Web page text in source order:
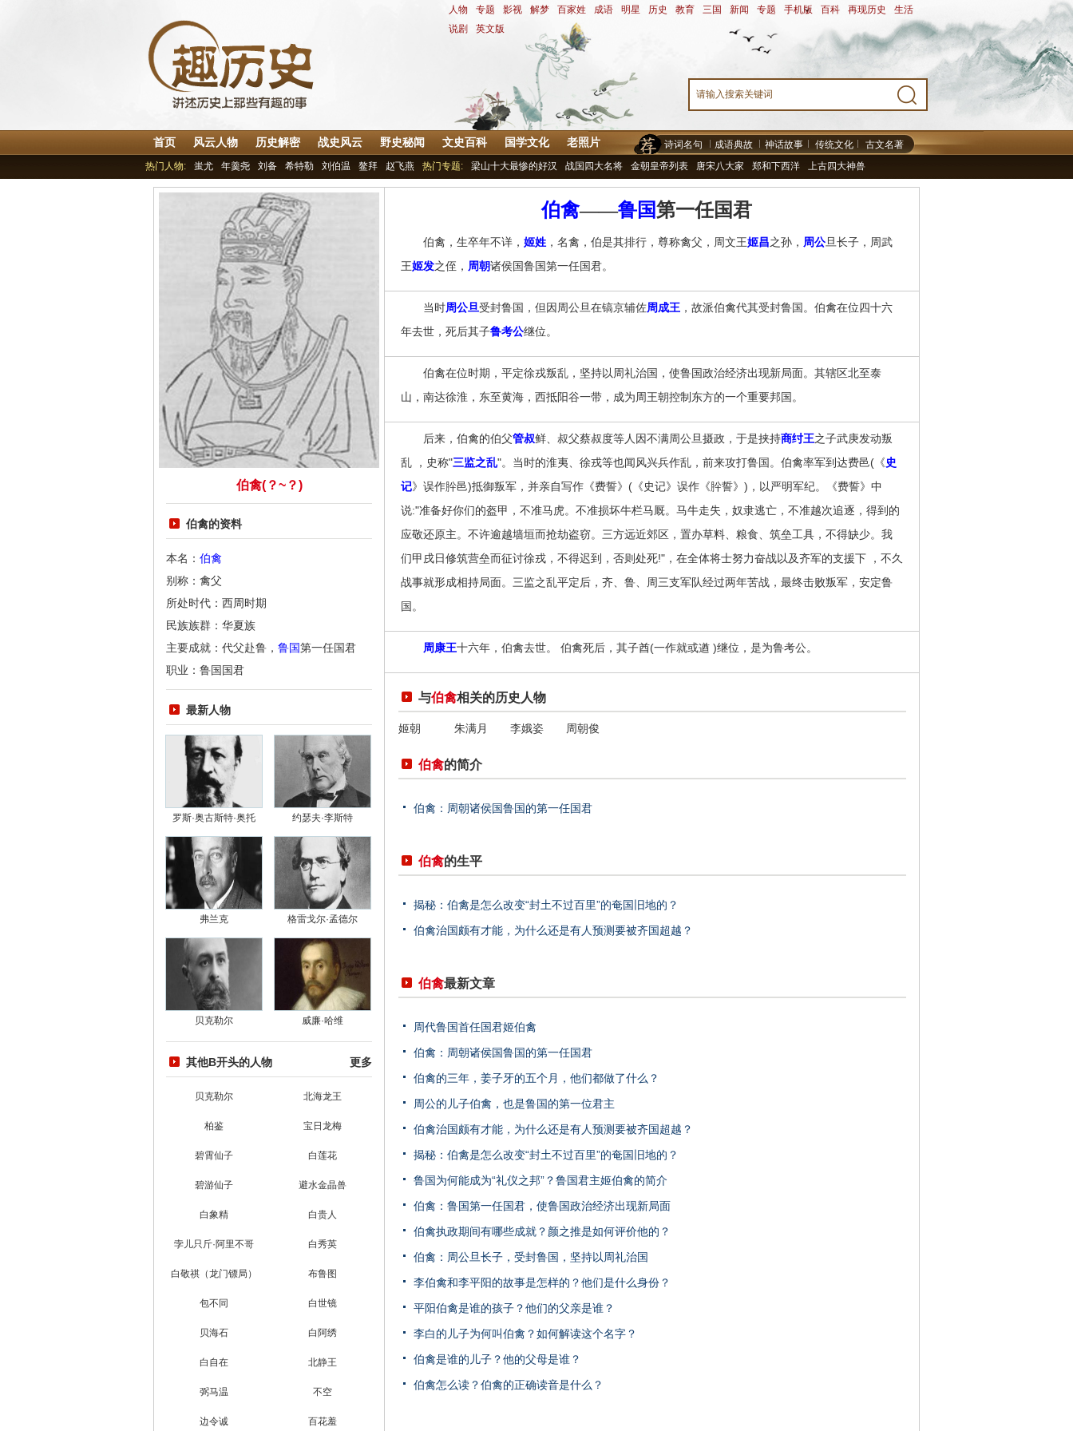
人物 专题 影视 解梦 百家姓 成语 明星 历史 教育 三国 新闻 专题 手机版 百科 再现历史 生活
说剧
英文版
首页 风云人物 历史解密 战史风云 野史秘闻 文史百科 国学文化 老照片 诗词名句 成语典故 神话故事 传统文化
古文名著
热门人物:
蚩尤 年羹尧 刘备 希特勒 刘伯温 鳌拜 赵飞燕 热门专题: 梁山十大最惨的好汉 战国四大名将 金朝皇帝列表 唐宋八大家 郑和下西洋 上古四大神兽
伯禽(？~？)
伯禽的资料
本名： 伯禽
别称：禽父
所处时代：西周时期
民族族群：华夏族
主要成就：代父赴鲁， 鲁国第一任国君
职业：鲁国国君
最新人物
罗斯·奥古斯特·奥托 约瑟夫·李斯特
弗兰克 格雷戈尔·孟德尔
贝克勒尔 威廉·哈维
其他B开头的人物 更多
贝克勒尔 北海龙王
柏鉴 宝日龙梅
碧霄仙子 白莲花
碧游仙子 避水金晶兽
白象精 白贵人
孛儿只斤·阿里不哥 白秀英
白敬祺（龙门镖局） 布鲁图
包不同 白世镜
贝海石 白阿绣
白自在 北静王
弼马温 不空
边令诚 百花羞
伯禽——鲁国第一任国君
伯禽，生卒年不详， 姬姓 ，名禽，伯是其排行，尊称禽父，周文王姬昌之孙， 周公旦长子，周武
王姬发之侄， 周朝诸侯国鲁国第一任国君。
当时周公旦受封鲁国，但因周公旦在镐京辅佐周成王 ，故派伯禽代其受封鲁国。伯禽在位四十六
年去世，死后其子鲁考公继位。
伯禽在位时期，平定徐戎叛乱，坚持以周礼治国，使鲁国政治经济出现新局面。其辖区北至泰
山，南达徐淮，东至黄海，西抵阳谷一带，成为周王朝控制东方的一个重要邦国。
后来，伯禽的伯父管叔鲜、叔父蔡叔度等人因不满周公旦摄政，于是挟持商纣王之子武庚发动叛
乱 ，史称"三监之乱"。当时的淮夷、徐戎等也闻风兴兵作乱，前来攻打鲁国。伯禽率军到达费邑(《史
记》误作肸邑)抵御叛军，并亲自写作《费誓》(《史记》误作《肸誓》)，以严明军纪。《费誓》中
说:"准备好你们的盔甲，不准马虎。不准损坏牛栏马厩。马牛走失，奴隶逃亡，不准越次追逐，得到的
应敬还原主。不许逾越墙垣而抢劫盗窃。三方远近郊区，置办草料、粮食、筑垒工具，不得缺少。我
们甲戌日修筑营垒而征讨徐戎，不得迟到，否则处死!"，在全体将士努力奋战以及齐军的支援下 ，不久
战事就形成相持局面。三监之乱平定后，齐、鲁、周三支军队经过两年苦战，最终击败叛军，安定鲁
国。
周康王十六年，伯禽去世。 伯禽死后，其子酋(一作就或遒 )继位，是为鲁考公。
与伯禽相关的历史人物
姬朝 朱满月 李娥姿 周朝俊
伯禽的简介
伯禽：周朝诸侯国鲁国的第一任国君
伯禽的生平
揭秘：伯禽是怎么改变“封土不过百里”的奄国旧地的？
伯禽治国颇有才能，为什么还是有人预测要被齐国超越？
伯禽最新文章
周代鲁国首任国君姬伯禽
伯禽：周朝诸侯国鲁国的第一任国君
伯禽的三年，姜子牙的五个月，他们都做了什么？
周公的儿子伯禽，也是鲁国的第一位君主
伯禽治国颇有才能，为什么还是有人预测要被齐国超越？
揭秘：伯禽是怎么改变“封土不过百里”的奄国旧地的？
鲁国为何能成为“礼仪之邦”？鲁国君主姬伯禽的简介
伯禽：鲁国第一任国君，使鲁国政治经济出现新局面
伯禽执政期间有哪些成就？颜之推是如何评价他的？
伯禽：周公旦长子，受封鲁国，坚持以周礼治国
李伯禽和李平阳的故事是怎样的？他们是什么身份？
平阳伯禽是谁的孩子？他们的父亲是谁？
李白的儿子为何叫伯禽？如何解读这个名字？
伯禽是谁的儿子？他的父母是谁？
伯禽怎么读？伯禽的正确读音是什么？